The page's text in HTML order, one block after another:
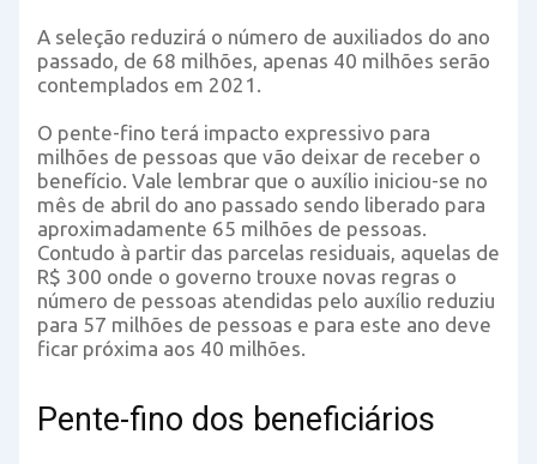
A seleção reduzirá o número de auxiliados do ano
passado, de 68 milhões, apenas 40 milhões serão
contemplados em 2021.
O pente-fino terá impacto expressivo para
milhões de pessoas que vão deixar de receber o
benefício. Vale lembrar que o auxílio iniciou-se no
mês de abril do ano passado sendo liberado para
aproximadamente 65 milhões de pessoas.
Contudo à partir das parcelas residuais, aquelas de
R$ 300 onde o governo trouxe novas regras o
número de pessoas atendidas pelo auxílio reduziu
para 57 milhões de pessoas e para este ano deve
ficar próxima aos 40 milhões.
Pente-fino dos beneficiários